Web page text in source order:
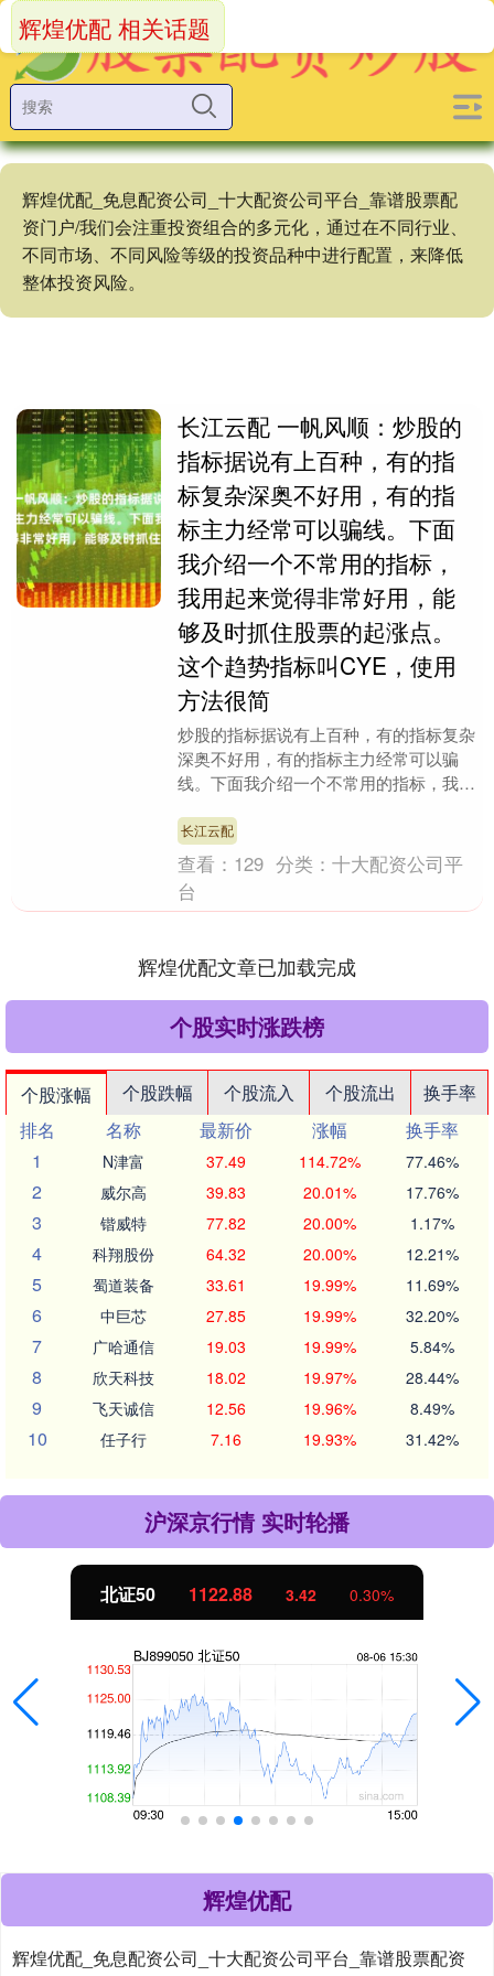
辉煌优配_免息配资公司_十大配资公司平台_靠谱股票配
资门户/我们会注重投资组合的多元化，通过在不同行业、
不同市场、不同风险等级的投资品种中进行配置，来降低
整体投资风险。
辉煌优配 相关话题
长江云配 一帆风顺：炒股的
指标据说有上百种，有的指
标复杂深奥不好用，有的指
标主力经常可以骗线。下面
我介绍一个不常用的指标，
我用起来觉得非常好用，能
够及时抓住股票的起涨点。
这个趋势指标叫CYE，使用
方法很简
炒股的指标据说有上百种，有的指标复杂
深奥不好用，有的指标主力经常可以骗
线。下面我介绍一个不常用的指标，我用
起涨点。这个趋势指....
长江云配
查看： 129 分类：十大配资公司平
台
辉煌优配文章已加载完成
个股实时涨跌榜
个股涨幅 个股跌幅 个股流入 个股流出
换手率
排名
名称 最新价 涨幅
换手率
1
N津富 37.49 114.72% 77.46%
2 威尔高 39.83 20.01% 17.76%
3 锴威特 77.82 20.00% 1.17%
4 科翔股份 64.32 20.00% 12.21%
5 蜀道装备 33.61 19.99% 11.69%
6 中巨芯 27.85 19.99% 32.20%
7 广哈通信 19.03 19.99% 5.84%
8 欣天科技 18.02 19.97% 28.44%
9 飞天诚信 12.56 19.96% 8.49%
10 任子行 7.16 19.93% 31.42%
沪深京行情 实时轮播
北证50 1122.88 3.42 0.30%
辉煌优配
辉煌优配_免息配资公司_十大配资公司平台_靠谱股票配资